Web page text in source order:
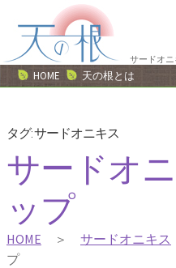
ー
シ
ン
ス
プ
ン
ツ
ス
ッ
サードオ
HOME 天の根とは
ブレスレット
ネックレス
リング
誕生石で選ぶ
干支石で選ぶ
石の名前で選ぶ
タグ:サードオニキス
サードオ
ップ
HOME ＞ サードオニキス
プ